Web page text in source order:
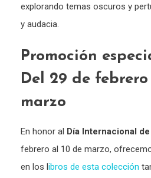
explorando temas oscuros y
y audacia.
Promoción
Del 29 de
marzo
En honor al Día Internacional
febrero al 10 de marzo,
en los libros de esta colección